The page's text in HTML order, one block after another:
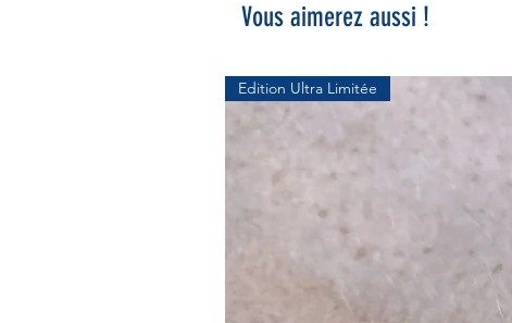
Vous aimerez aussi !
Edition Ultra Limitée